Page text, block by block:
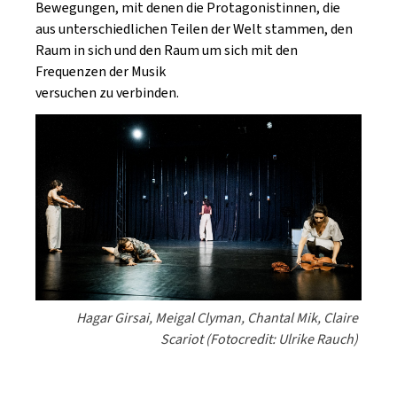
Bewegungen, mit denen die Protagonistinnen, die
aus unterschiedlichen Teilen der Welt stammen, den
Raum in sich und den Raum um sich mit den
Frequenzen der Musik
versuchen zu verbinden.
Hagar Girsai, Meigal Clyman, Chantal Mik, Claire
Scariot (Fotocredit: Ulrike Rauch)